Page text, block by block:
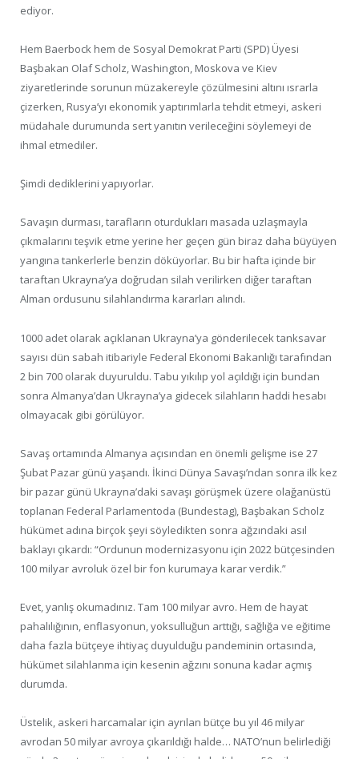
ediyor.
Hem Baerbock hem de Sosyal Demokrat Parti (SPD) Üyesi
Başbakan Olaf Scholz, Washington, Moskova ve Kiev
ziyaretlerinde sorunun müzakereyle çözülmesini altını ısrarla
çizerken, Rusya’yı ekonomik yaptırımlarla tehdit etmeyi, askeri
müdahale durumunda sert yanıtın verileceğini söylemeyi de
ihmal etmediler.
Şimdi dediklerini yapıyorlar.
Savaşın durması, tarafların oturdukları masada uzlaşmayla
çıkmalarını teşvik etme yerine her geçen gün biraz daha büyüyen
yangına tankerlerle benzin döküyorlar. Bu bir hafta içinde bir
taraftan Ukrayna’ya doğrudan silah verilirken diğer taraftan
Alman ordusunu silahlandırma kararları alındı.
1000 adet olarak açıklanan Ukrayna’ya gönderilecek tanksavar
sayısı dün sabah itibariyle Federal Ekonomi Bakanlığı tarafından
2 bin 700 olarak duyuruldu. Tabu yıkılıp yol açıldığı için bundan
sonra Almanya’dan Ukrayna’ya gidecek silahların haddi hesabı
olmayacak gibi görülüyor.
Savaş ortamında Almanya açısından en önemli gelişme ise 27
Şubat Pazar günü yaşandı. İkinci Dünya Savaşı’ndan sonra ilk kez
bir pazar günü Ukrayna’daki savaşı görüşmek üzere olağanüstü
toplanan Federal Parlamentoda (Bundestag), Başbakan Scholz
hükümet adına birçok şeyi söyledikten sonra ağzındaki asıl
baklayı çıkardı: “Ordunun modernizasyonu için 2022 bütçesinden
100 milyar avroluk özel bir fon kurumaya karar verdik.”
Evet, yanlış okumadınız. Tam 100 milyar avro. Hem de hayat
pahalılığının, enflasyonun, yoksulluğun arttığı, sağlığa ve eğitime
daha fazla bütçeye ihtiyaç duyulduğu pandeminin ortasında,
hükümet silahlanma için kesenin ağzını sonuna kadar açmış
durumda.
Üstelik, askeri harcamalar için ayrılan bütçe bu yıl 46 milyar
avrodan 50 milyar avroya çıkarıldığı halde… NATO’nun belirlediği